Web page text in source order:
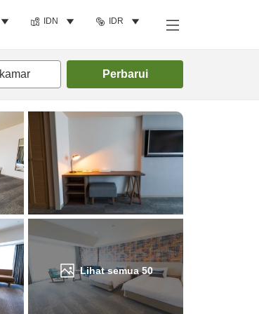
IDN IDR
kamar Perbarui
Lihat semua50
Cari kamar